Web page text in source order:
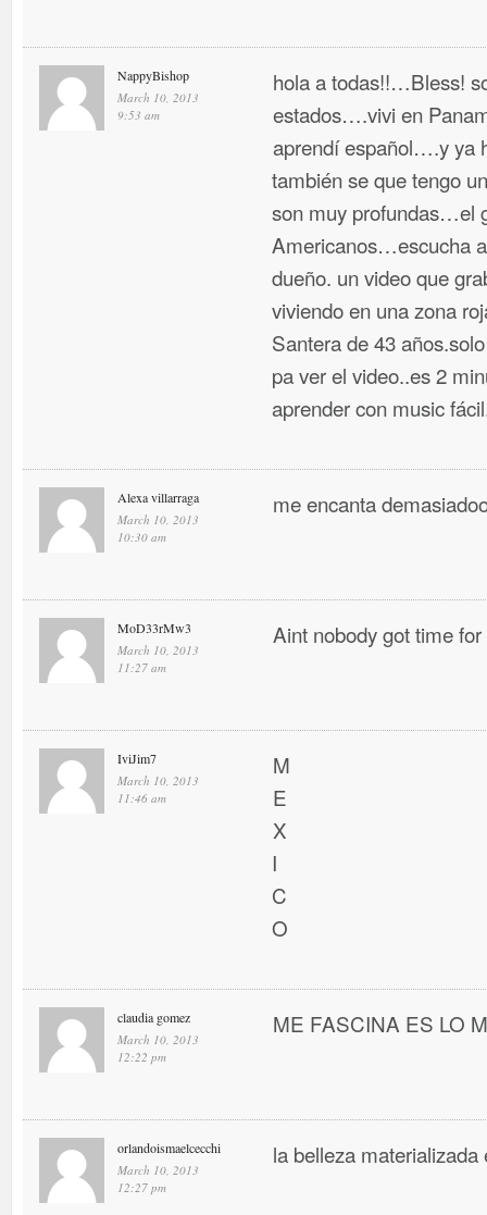
NappyBishop
March 10, 2013
9:53 am
hola a todas!!…Bless!
estados….vivi en
aprendí español….y ya
también se que tengo
son muy profundas…el
Americanos…escucha
dueño. un video que
viviendo en una zona
Santera de 43
pa ver el video..es 2
aprender con music
Alexa villarraga
March 10, 2013
10:30 am
me encanta
MoD33rMw3
March 10, 2013
11:27 am
Aint nobody got time for
IviJim7
March 10, 2013
11:46 am
M
E
X
I
C
O
claudia gomez
March 10, 2013
12:22 pm
ME FASCINA ES LO
orlandoismaelcecchi
March 10, 2013
12:27 pm
la belleza materializada